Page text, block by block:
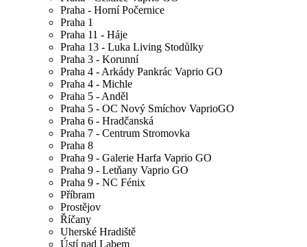
Praha - Horní Počernice
Praha 1
Praha 11 - Háje
Praha 13 - Luka Living Stodůlky
Praha 3 - Korunní
Praha 4 - Arkády Pankrác Vaprio GO
Praha 4 - Michle
Praha 5 - Anděl
Praha 5 - OC Nový Smíchov VaprioGO
Praha 6 - Hradčanská
Praha 7 - Centrum Stromovka
Praha 8
Praha 9 - Galerie Harfa Vaprio GO
Praha 9 - Letňany Vaprio GO
Praha 9 - NC Fénix
Příbram
Prostějov
Říčany
Uherské Hradiště
Ústí nad Labem